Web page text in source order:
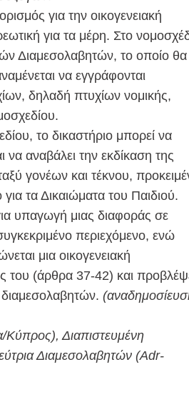
για την οικογενειακή
για τα μέρη. Στο
Διαμεσολαβητών, το οποίο θα
να εγγράφονται
δηλαδή πτυχίων νομικής,
το δικαστήριο μπορεί να
να αναβάλει την εκδίκαση της
γονέων και τέκνου,
τα Δικαιώματα του Παιδιού.
υπαγωγή μιας διαφοράς σε
περιεχόμενο, ενώ
μια οικογενειακή
του (άρθρα 37-42) και
διαμεσολαβητών.
Κύπρος), Διαπιστευμένη
Διαμεσολαβητών (Adr-